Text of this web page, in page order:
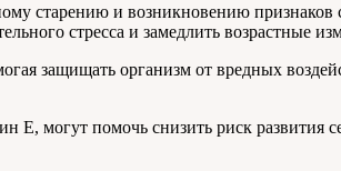
старению и возникновению
стресса и замедлить возрастные
защищать организм от вредных
Е, могут помочь снизить риск